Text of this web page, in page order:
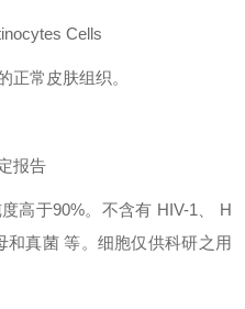
Cells
正常皮肤组织。
报告
高于90%。不含有 HIV-1、 H
真菌 等。细胞仅供科研之用